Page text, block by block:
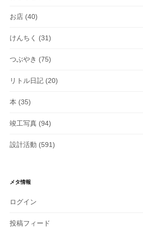
お店 (40)
けんちく (31)
つぶやき (75)
リトル日記 (20)
本 (35)
竣工写真 (94)
設計活動 (591)
メタ情報
ログイン
投稿フィード